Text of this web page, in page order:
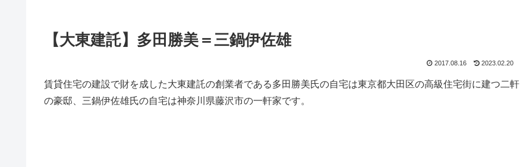
【大東建託】多田勝美＝三鍋伊佐雄
2017.08.16 2023.02.20
賃貸住宅の建設で財を成した大東建託の創業者である多田勝美氏の自宅は東京都大田区の高級住宅街に建つ二軒
の豪邸、三鍋伊佐雄氏の自宅は神奈川県藤沢市の一軒家です。